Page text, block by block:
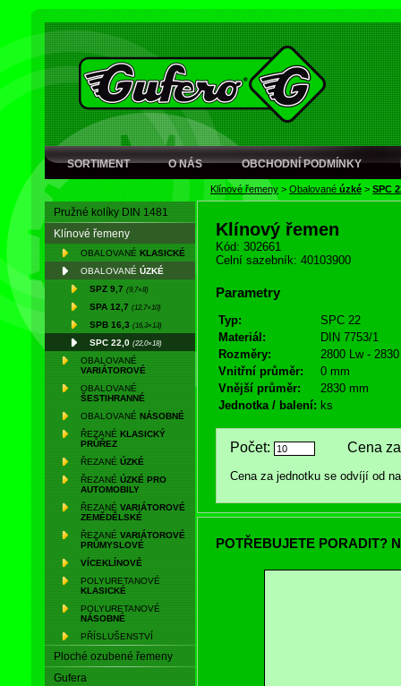
SORTIMENT O NÁS OBCHODNÍ PODMÍNKY
Klínové řemeny > Obalované úzké > SPC
Pružné kolíky DIN 1481
Klínové řemeny
OBALOVANÉ KLASICKÉ
OBALOVANÉ ÚZKÉ
SPZ 9,7 (9,7×8)
SPA 12,7 (12,7×10)
SPB 16,3 (16,3×13)
SPC 22,0 (22,0×18)
OBALOVANÉ
VARIÁTOROVÉ
OBALOVANÉ
ŠESTIHRANNÉ
OBALOVANÉ NÁSOBNÉ
ŘEZANÉ KLASICKÝ
PRŮŘEZ
ŘEZANÉ ÚZKÉ
ŘEZANÉ ÚZKÉ PRO
AUTOMOBILY
ŘEZANÉ VARIÁTOROVÉ
ZEMĚDĚLSKÉ
ŘEZANÉ VARIÁTOROVÉ
PRŮMYSLOVÉ
VÍCEKLÍNOVÉ
POLYURETANOVÉ
KLASICKÉ
POLYURETANOVÉ
NÁSOBNÉ
PŘÍSLUŠENSTVÍ
Ploché ozubené řemeny
Gufera
Klínový řemen
Kód: 302661
Celní sazebník: 40103900
Parametry
Typ:
SPC 22
Materiál:
DIN 7753/1
Rozměry:
2800 Lw -
Vnitřní průměr:
0 mm
Vnější průměr:
2830 mm
Jednotka / balení: ks
Počet: Cena za
Cena za jednotku se odvíjí od
POTŘEBUJETE PORADIT?